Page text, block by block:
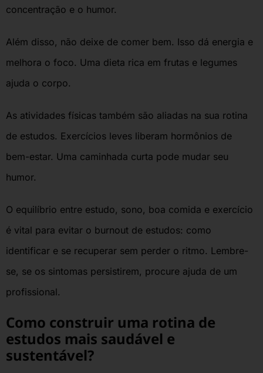
concentração e o humor.
Além disso, não deixe de comer bem. Isso dá energia e
melhora o foco. Uma dieta rica em frutas e legumes
ajuda o corpo.
As atividades físicas também são aliadas na sua rotina
de estudos. Exercícios leves liberam hormônios de
bem-estar. Uma caminhada curta pode mudar seu
humor.
O equilíbrio entre estudo, sono, boa comida e exercício
é vital para evitar o burnout de estudos: como
identificar e se recuperar sem perder o ritmo. Lembre-
se, se os sintomas persistirem, procure ajuda de um
profissional.
Como construir uma rotina de
estudos mais saudável e
sustentável?